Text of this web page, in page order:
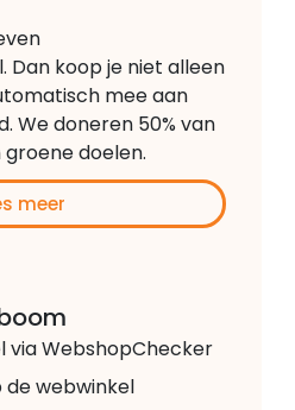
Dan koop je niet alleen
mee aan
We doneren 50% van
doelen.
meer
via WebshopChecker
de webwinkel